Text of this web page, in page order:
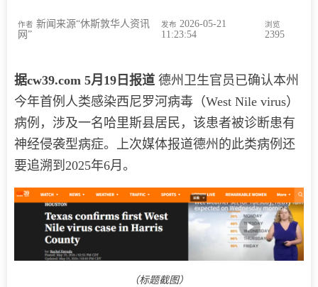
作者 新闻来源“休斯敦华人资讯
网”
发布 2026-05-21
11:23:54
浏览
2395
据cw39.com 5月19日报道 德州卫生官员已确认本州
今年首例人类感染西尼罗河病毒（West Nile virus）
病例，涉及一名哈里斯县居民，该患者被诊断患有
神经侵袭型病症。上次媒体报道德州的此类病例还
要追溯到2025年6月。
（标题截图）